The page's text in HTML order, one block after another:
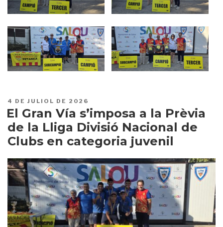
PUBLICAT
A
4 DE JULIOL DE 2026
El Gran Vía s’imposa a la Prèvia
de la Lliga Divisió Nacional de
Clubs en categoria juvenil